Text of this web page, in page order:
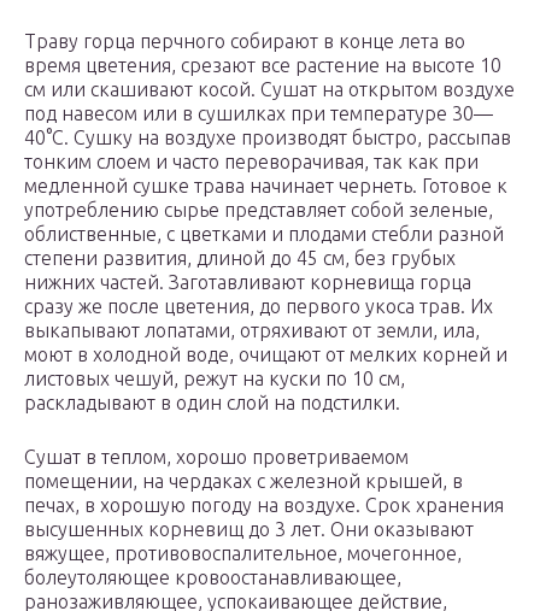
Траву горца перчного собирают в конце лета во
время цветения, срезают все растение на высоте 10
см или скашивают косой. Сушат на открытом воздухе
под навесом или в сушилках при температуре 30—
40°С. Сушку на воздухе производят быстро, рассыпав
тонким слоем и часто переворачивая, так как при
медленной сушке трава начинает чернеть. Готовое к
употреблению сырье представляет собой зеленые,
облиственные, с цветками и плодами стебли разной
степени развития, длиной до 45 см, без грубых
нижних частей. Заготавливают корневища горца
сразу же после цветения, до первого укоса трав. Их
выкапывают лопатами, отряхивают от земли, ила,
моют в холодной воде, очищают от мелких корней и
листовых чешуй, режут на куски по 10 см,
раскладывают в один слой на подстилки.
Сушат в теплом, хорошо проветриваемом
помещении, на чердаках с железной крышей, в
печах, в хорошую погоду на воздухе. Срок хранения
высушенных корневищ до 3 лет. Они оказывают
вяжущее, противовоспалительное, мочегонное,
болеутоляющее кровоостанавливающее,
ранозаживляющее, успокаивающее действие,